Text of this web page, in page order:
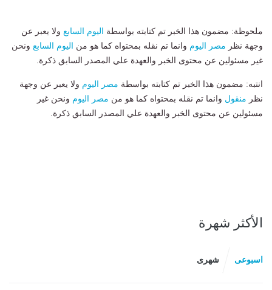
ملحوظة: مضمون هذا الخبر تم كتابته بواسطة اليوم السابع ولا يعبر عن
وجهة نظر مصر اليوم وانما تم نقله بمحتواه كما هو من اليوم السابع ونحن
غير مسئولين عن محتوى الخبر والعهدة علي المصدر السابق ذكرة.
انتبه: مضمون هذا الخبر تم كتابته بواسطة مصر اليوم ولا يعبر عن وجهة
نظر منقول وانما تم نقله بمحتواه كما هو من مصر اليوم ونحن غير
مسئولين عن محتوى الخبر والعهدة علي المصدر السابق ذكرة.
الأكثر شهرة
اسبوعى شهرى